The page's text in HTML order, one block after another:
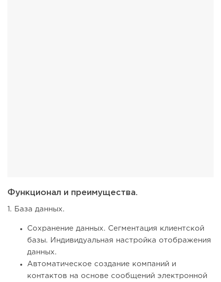
Функционал и преимущества.
1. База данных.
Сохранение данных. Сегментация клиентской
базы. Индивидуальная настройка отображения
данных.
Автоматическое создание компаний и
контактов на основе сообщений электронной